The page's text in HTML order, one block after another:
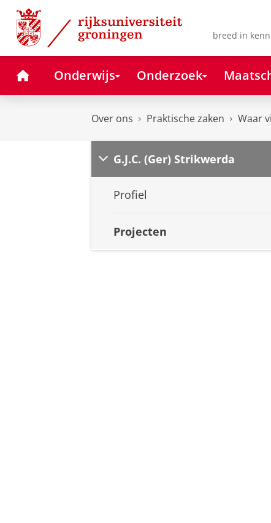
Skip
Content
Skip
Navigation
breed in
HomeOnderwijs Onderzoek
Over ons Praktische zaken Waar
G.J.C. (Ger) Strikwerda
Profiel
Projecten